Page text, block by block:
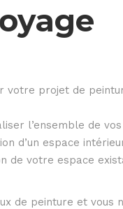
votre projet de
l’ensemble de
d’un espace
de votre espace
de peinture et vous